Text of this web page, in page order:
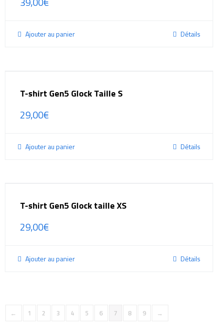
Ajouter au panier Détails
T-shirt Gen5 Glock Taille S
29,00€
Ajouter au panier Détails
T-shirt Gen5 Glock taille XS
29,00€
Ajouter au panier Détails
← 1 2 3 4 5 6 7 8 9 →